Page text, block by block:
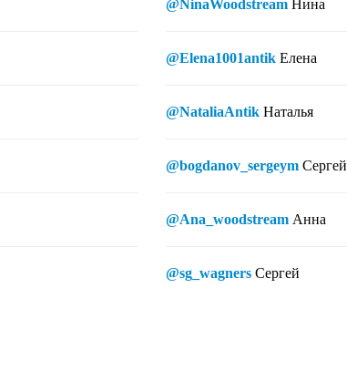
@NinaWoodstream Нина
@Elena1001antik Елена
@NataliaAntik Наталья
@bogdanov_sergeym Сергей
@Ana_woodstream Анна
@sg_wagners Сергей